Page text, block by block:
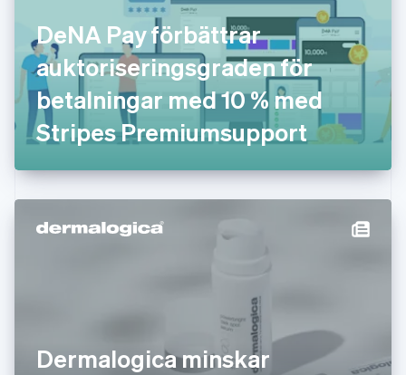
DeNA Pay förbättrar
auktoriseringsgraden för
betalningar med 10 % med
Stripes Premiumsupport
Dermalogica minskar
Gibraltar
English
Grekland
English
Hongkong SAR, Kina
English 简体中文
Indien
Irland
English
ItalianoEnglish
Lettland